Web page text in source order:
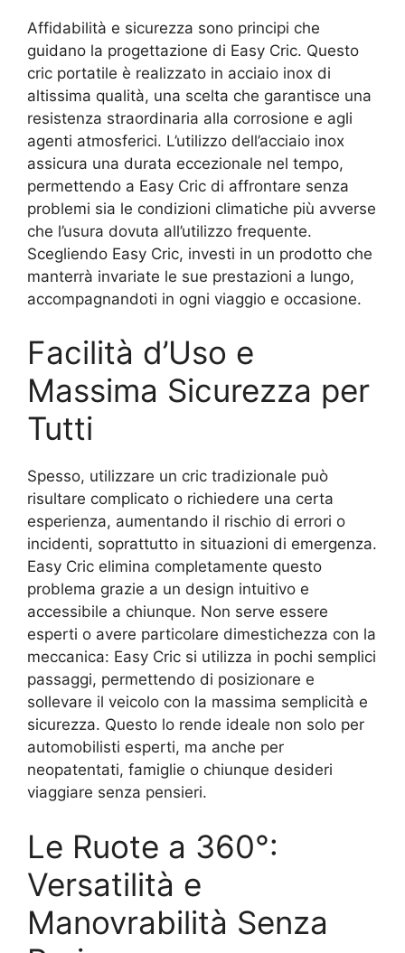
Affidabilità e sicurezza sono principi che
guidano la progettazione di Easy Cric. Questo
cric portatile è realizzato in acciaio inox di
altissima qualità, una scelta che garantisce una
resistenza straordinaria alla corrosione e agli
agenti atmosferici. L’utilizzo dell’acciaio inox
assicura una durata eccezionale nel tempo,
permettendo a Easy Cric di affrontare senza
problemi sia le condizioni climatiche più avverse
che l’usura dovuta all’utilizzo frequente.
Scegliendo Easy Cric, investi in un prodotto che
manterrà invariate le sue prestazioni a lungo,
accompagnandoti in ogni viaggio e occasione.
Facilità d’Uso e
Massima Sicurezza per
Tutti
Spesso, utilizzare un cric tradizionale può
risultare complicato o richiedere una certa
esperienza, aumentando il rischio di errori o
incidenti, soprattutto in situazioni di emergenza.
Easy Cric elimina completamente questo
problema grazie a un design intuitivo e
accessibile a chiunque. Non serve essere
esperti o avere particolare dimestichezza con la
meccanica: Easy Cric si utilizza in pochi semplici
passaggi, permettendo di posizionare e
sollevare il veicolo con la massima semplicità e
sicurezza. Questo lo rende ideale non solo per
automobilisti esperti, ma anche per
neopatentati, famiglie o chiunque desideri
viaggiare senza pensieri.
Le Ruote a 360°:
Versatilità e
Manovrabilità Senza